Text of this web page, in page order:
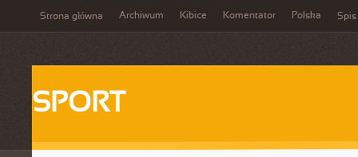
Strona główna Archiwum Kibice Komentator Polska Spis
SPORT